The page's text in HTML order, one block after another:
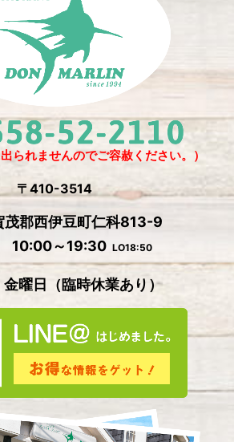
2025年3月
(2)
2025年2月
(6)
2024年12月
(1)
2024年11月
2024年10月(1)
2024年9月(5)
2024年6月(4)
2024年5月(4)
2024年4月 (2)
2024年3月(5)
2024年2月(3)
2024年1月(3)
2023年12月
られませんのでご容赦ください。）
〒410-3514
茂郡西伊豆町仁科813-9
10:00～19:30 LO18:50
曜日 （臨時休業あり）